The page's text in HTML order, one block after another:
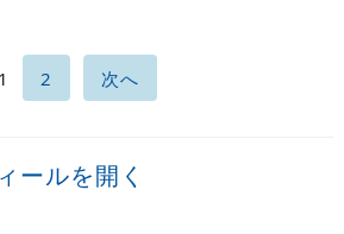
1 2 次へ
ールを開く